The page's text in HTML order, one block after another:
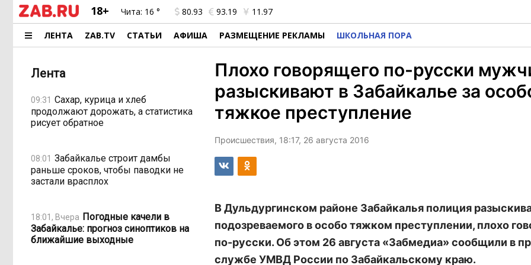
18+ Чита: 16 ° 80.93 93.19 11.97
ЛЕНТА ZAB.TV СТАТЬИ АФИША РАЗМЕЩЕНИЕ РЕКЛАМЫ ШКОЛЬНАЯ ПОРА
Лента
09:31 Сахар, курица и хлеб
продолжают дорожать, а статистика
рисует обратное
08:01 Забайкалье строит дамбы
раньше сроков, чтобы паводки не
застали врасплох
18:01, Вчера Погодные качели в
Забайкалье: прогноз синоптиков на
ближайшие выходные
Плохо говорящего по-русски
разыскивают в Забайкалье за
тяжкое преступление
Происшествия, 18:17, 26 августа 2016
В Дульдургинском районе Забайкалья полиция
подозреваемого в особо тяжком преступлении, плохо
по-русски. Об этом 26 августа «Забмедиа» сообщили в
службе УМВД России по Забайкальскому краю.